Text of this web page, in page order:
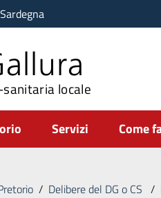
locale
Servizi Come
/ Delibere del DG o CS /